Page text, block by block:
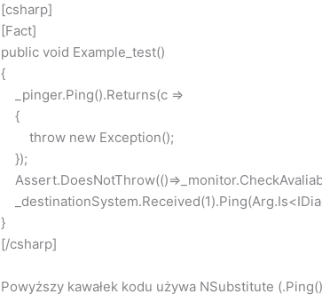
[csharp]
[Fact]
public void Example_test()
{
_pinger.Ping().Returns(c =>
{
throw new Exception();
});
}
[/csharp]
Powyższy kawałek kodu używa NSubstitute